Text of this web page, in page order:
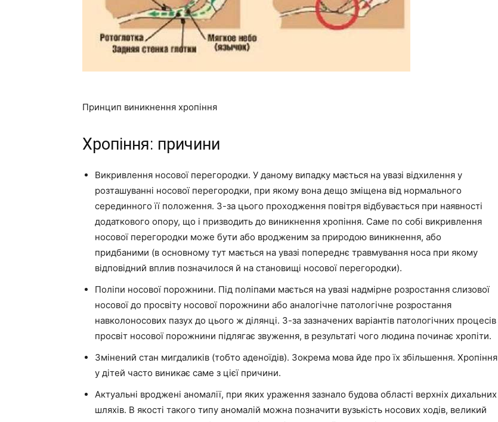
Принцип виникнення хропіння
Хропіння: причини
Викривлення носової перегородки. У даному випадку мається на увазі відхилення у
розташуванні носової перегородки, при якому вона дещо зміщена від нормального
серединного її положення. З-за цього проходження повітря відбувається при наявності
додаткового опору, що і призводить до виникнення хропіння. Саме по собі викривлення
носової перегородки може бути або вродженим за природою виникнення, або
придбаними (в основному тут мається на увазі попереднє травмування носа при якому
відповідний вплив позначилося й на становищі носової перегородки).
Поліпи носової порожнини. Під поліпами мається на увазі надмірне розростання слизової
носової до просвіту носової порожнини або аналогічне патологічне розростання
навколоносових пазух до цього ж ділянці. З-за зазначених варіантів патологічних процесів
просвіт носової порожнини підлягає звуження, в результаті чого людина починає хропіти.
Змінений стан мигдаликів (тобто аденоїдів). Зокрема мова йде про їх збільшення. Хропіння
у дітей часто виникає саме з цієї причини.
Актуальні вроджені аномалії, при яких ураження зазнало будова області верхніх дихальних
шляхів. В якості такого типу аномалій можна позначити вузькість носових ходів, великий